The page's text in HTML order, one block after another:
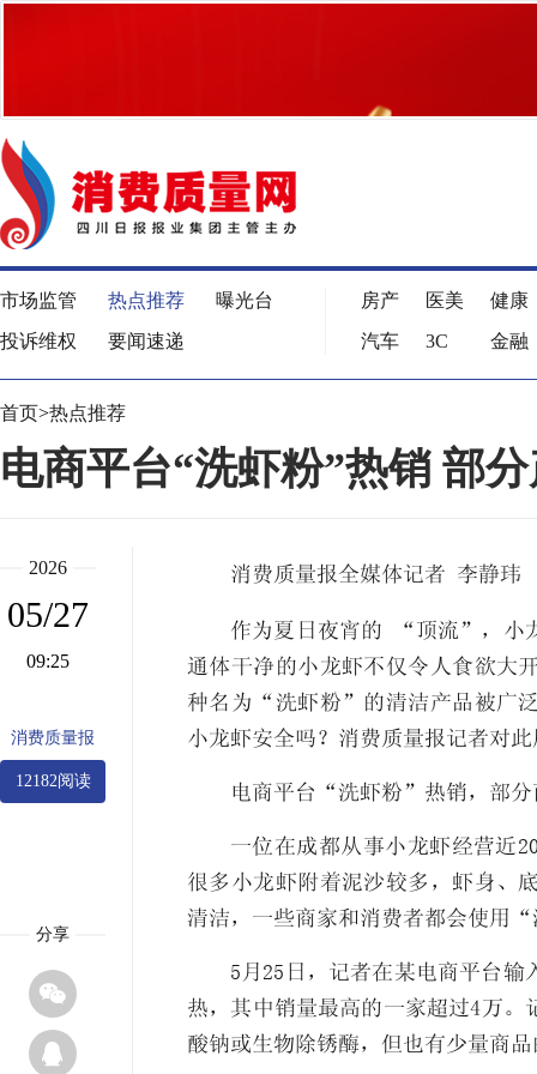
市场监管 热点推荐
曝光台
投诉维权
要闻速递
房产 医美
健康
汽车
3C 金融
首页>热点推荐
电商平台“洗虾粉”热销 部
2026
05/27
09:25
消费质量报
12182阅读
分享


消费质量报全媒体记者 李静玮
作为夏日夜宵的 “顶流”，小
通体干净的小龙虾不仅令人食欲大
种名为“洗虾粉”的清洁产品被广
小龙虾安全吗？消费质量报记者对
电商平台“洗虾粉”热销，部分
一位在成都从事小龙虾经营近
很多小龙虾附着泥沙较多，虾身、
清洁，一些商家和消费者都会使用
5月25日，记者在某电商平台
热，其中销量最高的一家超过4万
酸钠或生物除锈酶，但也有少量商